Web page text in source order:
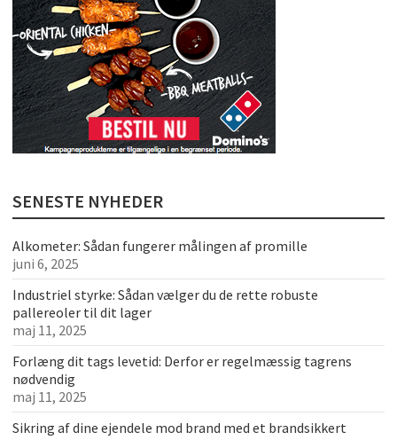
SENESTE NYHEDER
Alkometer: Sådan fungerer målingen af promille
juni 6, 2025
Industriel styrke: Sådan vælger du de rette robuste
pallereoler til dit lager
maj 11, 2025
Forlæng dit tags levetid: Derfor er regelmæssig tagrens
nødvendig
maj 11, 2025
Sikring af dine ejendele mod brand med et brandsikkert